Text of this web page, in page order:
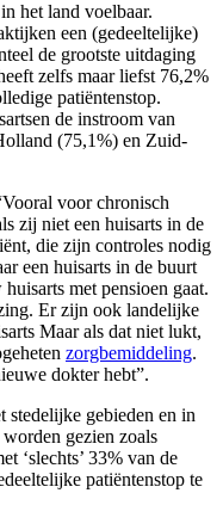
het land voelbaar.
een (gedeeltelijke)
de grootste uitdaging
zelfs maar liefst 76,2%
patiëntenstop.
de instroom van
(75,1%) en Zuid-
voor chronisch
zij niet een huisarts in de
die zijn controles nodig
een huisarts in de buurt
met pensioen gaat.
Er zijn ook landelijke
Maar als dat niet lukt,
zorgbemiddeling.
dokter hebt”.
gebieden en in
gezien zoals
‘slechts’ 33% van de
patiëntenstop te